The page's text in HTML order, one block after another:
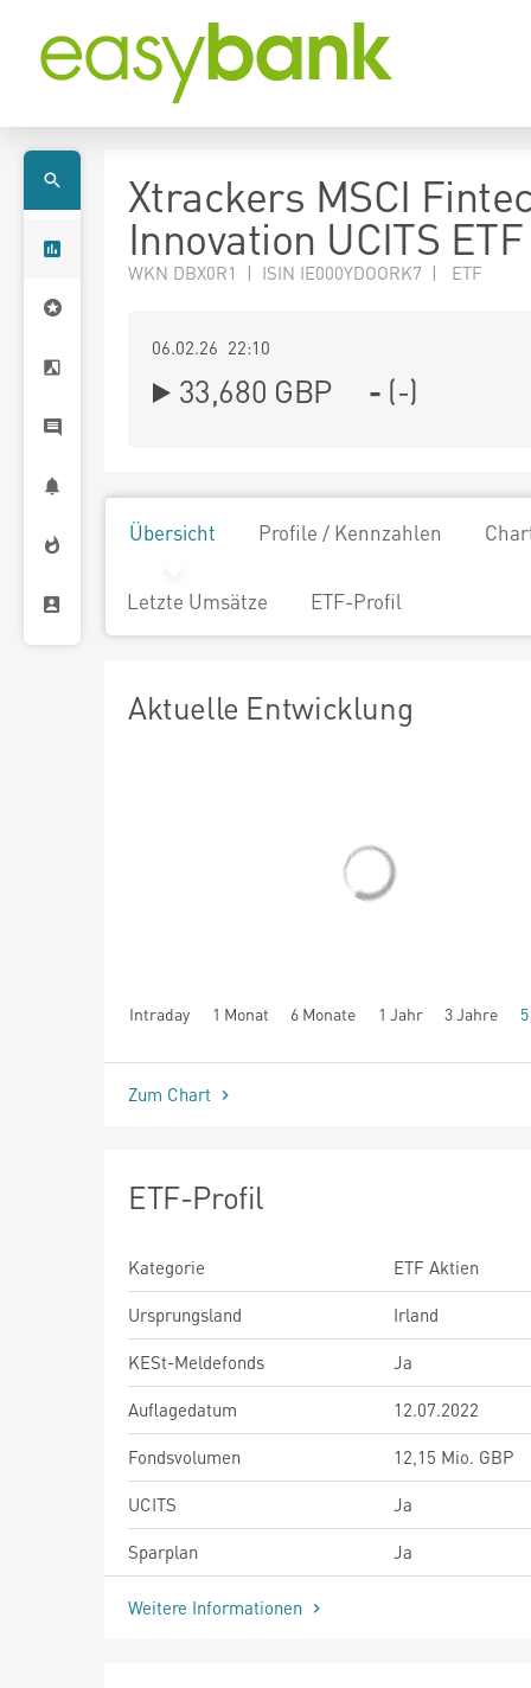
Xtrackers MSCI
Innovation UCITS
WKN DBX0R1 | ISIN IE000YDOORK7 | ETF
06.02.26 22:10
33,680 GBP - (-)
Übersicht Profile / Kennzahlen
Letzte Umsätze ETF-Profil
Aktuelle Entwicklung
Intraday 1 Monat 6 Monate 1 Jahr 3 Jahre
seit Beginn
Zum Chart
ETF-Profil
Kategorie
ETF Aktien
Ursprungsland
Irland
KESt-Meldefonds
Ja
Auflagedatum
12.07.2022
Fondsvolumen
12,15 Mio. GBP
UCITS
Ja
Sparplan
Ja
Weitere Informationen